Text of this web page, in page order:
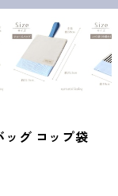
ッグ コップ袋